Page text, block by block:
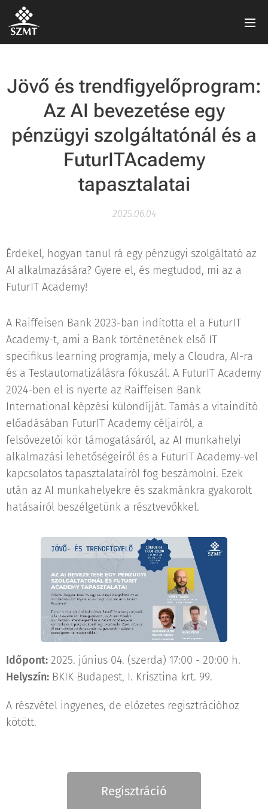
Jövő és trendfigyelőprogram:
Az AI bevezetése egy
pénzügyi szolgáltatónál és a
FuturITAcademy
tapasztalatai
2025.06.04
Érdekel, hogyan tanul rá egy pénzügyi szolgáltató az
AI alkalmazására? Gyere el, és megtudod, mi az a
FuturIT Academy!
A Raiffeisen Bank 2023-ban indította el a FuturIT
Academy-t, ami a Bank történetének első IT
specifikus learning programja, mely a Cloudra, AI-ra
és a Testautomatizálásra fókuszál. A FuturIT Academy
2024-ben el is nyerte az Raiffeisen Bank
International képzési különdíjját. Tamás a vitaindító
előadásában FuturIT Academy céljairól, a
felsővezetői kör támogatásáról, az AI munkahelyi
alkalmazási lehetőségeiről és a FuturIT Academy-vel
kapcsolatos tapasztalatairól fog beszámolni. Ezek
után az AI munkahelyekre és szakmánkra gyakorolt
hatásairól beszélgetünk a résztvevőkkel.
Időpont: 2025. június 04. (szerda) 17:00 - 20:00 h.
Helyszín: BKIK Budapest, I. Krisztina krt. 99.
A részvétel ingyenes, de előzetes regisztrációhoz
kötött.
Regisztráció